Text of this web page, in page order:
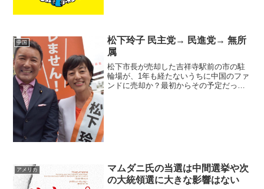
中国
松下玲子 民主党→ 民進党→ 無所
属
松下市長が売却した吉祥寺駅前の市の駐
輪場が、1年も経たないうちに中国のファ
ンドに売却か？最初からその予定だった
アメリカ
マムダニ氏の当選は中間選挙や次
の大統領選に大きな影響はない